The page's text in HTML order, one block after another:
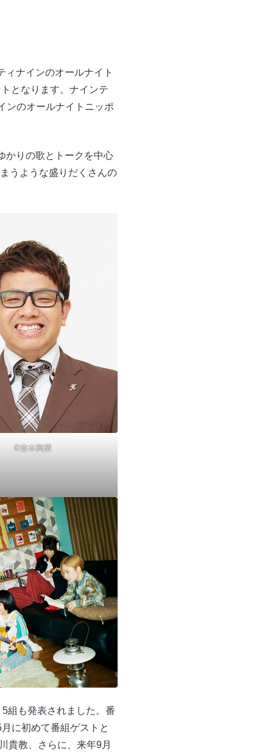
ナインのオールナイト
となります。ナインテ
ンのオールナイトニッポ
かりの歌とトークを中心
うような盛りだくさんの
©吉本興業
組も発表されました。番
に初めて番組ゲストと
貴教、さらに、来年9月